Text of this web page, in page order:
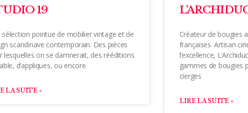
19
sélection pointue de mobilier vintage et de
scandinave contemporain. Des pièces
lesquelles on se damnerait, des rééditions
d’appliques, ou encore
LA SUITE »
Créateur de bougies
françaises. Artisan
l’excellence,
gammes de bougies
cierges
LIRE LA SUITE »